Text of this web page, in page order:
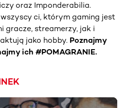
oraz Imponderabilia.
ci, którym gaming jest
gracze, streamerzy, jak i
jako hobby. Poznajmy
ich #POMAGRANIE.